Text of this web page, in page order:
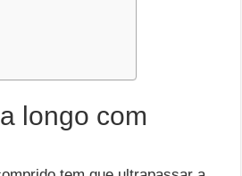
longo com